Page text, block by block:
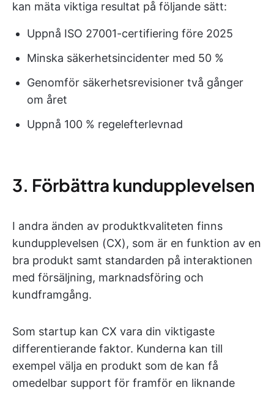
kan mäta viktiga resultat på följande sätt:
Uppnå ISO 27001-certifiering före 2025
Minska säkerhetsincidenter med 50 %
Genomför säkerhetsrevisioner två gånger
om året
Uppnå 100 % regelefterlevnad
3. Förbättra kundupplevelsen
I andra änden av produktkvaliteten finns
kundupplevelsen (CX), som är en funktion av en
bra produkt samt standarden på interaktionen
med försäljning, marknadsföring och
kundframgång.
Som startup kan CX vara din viktigaste
differentierande faktor. Kunderna kan till
exempel välja en produkt som de kan få
omedelbar support för framför en liknande